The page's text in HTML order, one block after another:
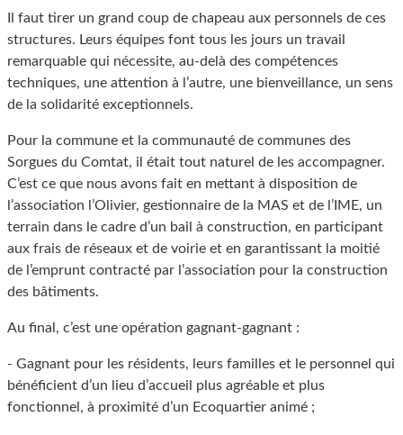
Il faut tirer un grand coup de chapeau aux personnels de ces
structures. Leurs équipes font tous les jours un travail
remarquable qui nécessite, au-delà des compétences
techniques, une attention à l’autre, une bienveillance, un sens
de la solidarité exceptionnels.
Pour la commune et la communauté de communes des
Sorgues du Comtat, il était tout naturel de les accompagner.
C’est ce que nous avons fait en mettant à disposition de
l’association l’Olivier, gestionnaire de la MAS et de l’IME, un
terrain dans le cadre d’un bail à construction, en participant
aux frais de réseaux et de voirie et en garantissant la moitié
de l’emprunt contracté par l’association pour la construction
des bâtiments.
Au final, c’est une opération gagnant-gagnant :
- Gagnant pour les résidents, leurs familles et le personnel qui
bénéficient d’un lieu d’accueil plus agréable et plus
fonctionnel, à proximité d’un Ecoquartier animé ;